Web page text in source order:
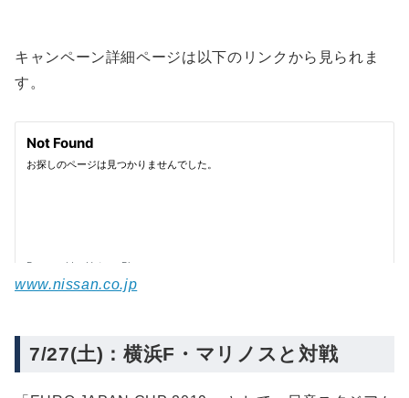
キャンペーン詳細ページは以下のリンクから見られま
す。
www.nissan.co.jp
7/27(土)：横浜F・マリノスと対戦